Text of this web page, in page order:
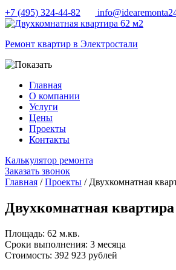
+7 (495) 324-44-82
Ремонт квартир в Электростали
Главная
О компании
Услуги
Цены
Проекты
Контакты
Калькулятор ремонта
Заказать звонок
Главная /Проекты / Двухкомнатная
Двухкомнатная
Площадь: 62 м.кв.
Сроки выполнения: 3 месяца
Cтоимость: 392 923 рублей